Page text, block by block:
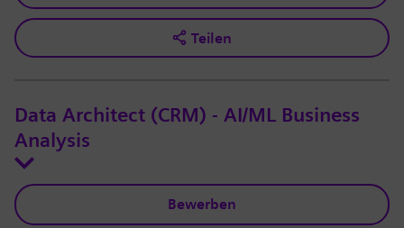
Teilen
Data Architect (CRM) - AI/ML Business
Analysis
Bewerben